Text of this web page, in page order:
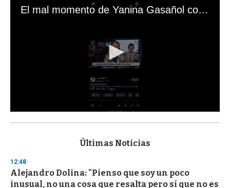
El mal momento de Yanina Gasañol con un hincha argentino en "Subrayado"
s
d
s
o
Últimas Noticias
12:48
Alejandro Dolina: "Pienso que soy un poco
inusual, no una cosa que resalta pero sí que no es